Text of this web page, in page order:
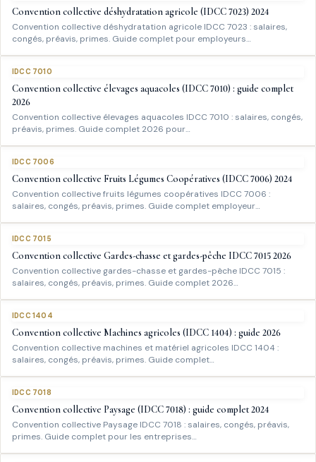
Convention collective déshydratation agricole (IDCC 7023) 2024
Convention collective déshydratation agricole IDCC 7023 : salaires,
congés, préavis, primes. Guide complet pour employeurs…
IDCC 7010
Convention collective élevages aquacoles (IDCC 7010) : guide complet
2026
Convention collective élevages aquacoles IDCC 7010 : salaires, congés,
préavis, primes. Guide complet 2026 pour…
IDCC 7006
Convention collective Fruits Légumes Coopératives (IDCC 7006) 2024
Convention collective fruits légumes coopératives IDCC 7006 :
salaires, congés, préavis, primes. Guide complet employeur…
IDCC 7015
Convention collective Gardes-chasse et gardes-pêche IDCC 7015 2026
Convention collective gardes-chasse et gardes-pêche IDCC 7015 :
salaires, congés, préavis, primes. Guide complet 2026…
IDCC 1404
Convention collective Machines agricoles (IDCC 1404) : guide 2026
Convention collective machines et matériel agricoles IDCC 1404 :
salaires, congés, préavis, primes. Guide complet…
IDCC 7018
Convention collective Paysage (IDCC 7018) : guide complet 2024
Convention collective Paysage IDCC 7018 : salaires, congés, préavis,
primes. Guide complet pour les entreprises…